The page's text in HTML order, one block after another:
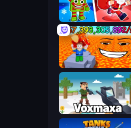
Plants vs Brain Zombies
Escape Lava for Brainrots!
Voxmaxa